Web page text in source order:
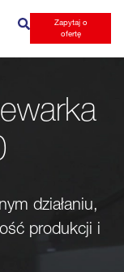
Zapytaj o
ofertę
działaniu,
produkcji i